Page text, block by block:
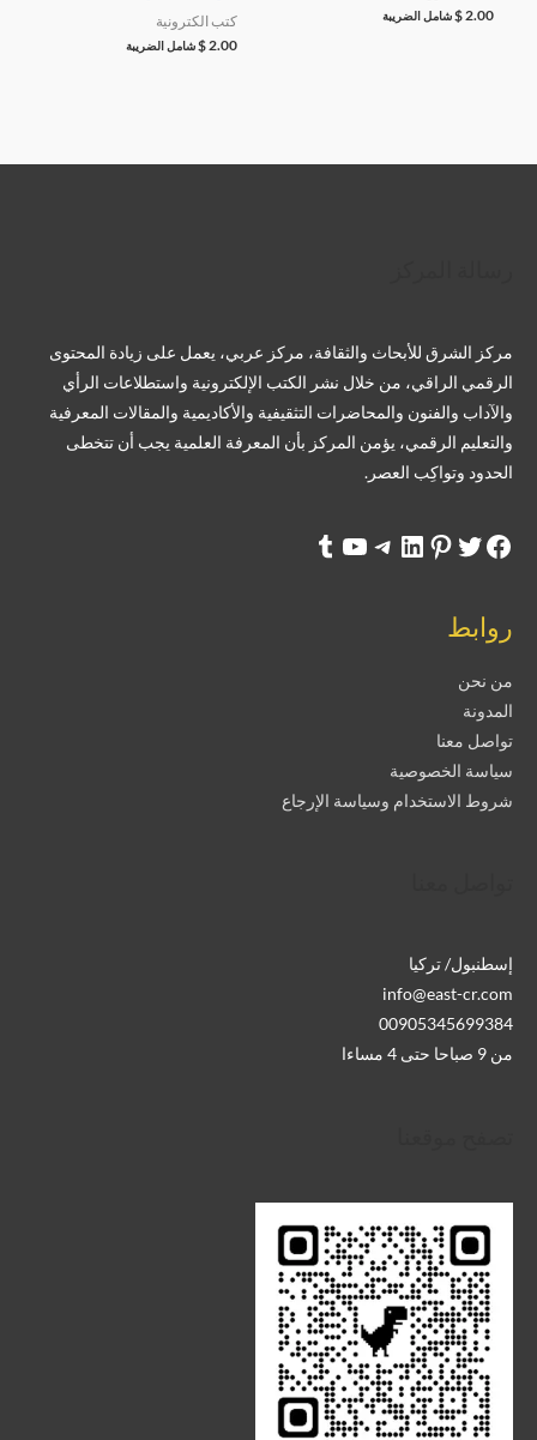
$2.00 شامل الضريبة كتب الكترونية
$2.00 شامل الضريبة
مركز الشرق للأبحاث والثقافة، مركز عربي، يعمل على زيادة المحتوى
الرقمي الراقي، من خلال نشر الكتب الإلكترونية واستطلاعات الرأي
والآداب والفنون والمحاضرات التثقيفية والأكاديمية والمقالات المعرفية
والتعليم الرقمي، يؤمن المركز بأن المعرفة العلمية يجب أن تتخطى
الحدود وتواكِب العصر.
روابط
من نحن
المدونة
تواصل معنا
سياسة الخصوصية
شروط الاستخدام وسياسة الإرجاع
إسطنبول/ تركيا
info@east-cr.com
00905345699384
من 9 صباحا حتى 4 مساءا